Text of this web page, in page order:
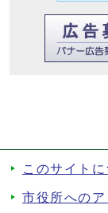
このサイトに
市役所へのア